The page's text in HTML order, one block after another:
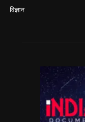
विज्ञान